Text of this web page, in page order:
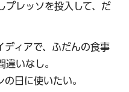
プレッソを投入して、だ
ディアで、ふだんの食事
違いなし。
日に使いたい。